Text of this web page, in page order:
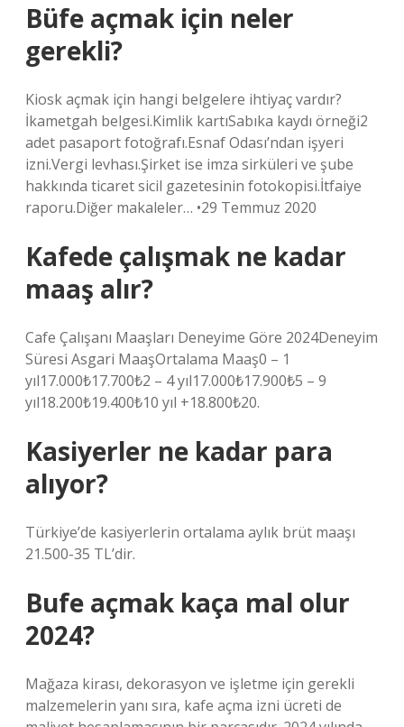
Büfe açmak için neler
gerekli?
Kiosk açmak için hangi belgelere ihtiyaç vardır?
İkametgah belgesi.Kimlik kartıSabıka kaydı örneği2
adet pasaport fotoğrafı.Esnaf Odası’ndan işyeri
izni.Vergi levhası.Şirket ise imza sirküleri ve şube
hakkında ticaret sicil gazetesinin fotokopisi.İtfaiye
raporu.Diğer makaleler… •29 Temmuz 2020
Kafede çalışmak ne kadar
maaş alır?
Cafe Çalışanı Maaşları Deneyime Göre 2024Deneyim
Süresi Asgari MaaşOrtalama Maaş0 – 1
yıl17.000₺17.700₺2 – 4 yıl17.000₺17.900₺5 – 9
yıl18.200₺19.400₺10 yıl +18.800₺20.
Kasiyerler ne kadar para
alıyor?
Türkiye’de kasiyerlerin ortalama aylık brüt maaşı
21.500-35 TL’dir.
Bufe açmak kaça mal olur
2024?
Mağaza kirası, dekorasyon ve işletme için gerekli
malzemelerin yanı sıra, kafe açma izni ücreti de